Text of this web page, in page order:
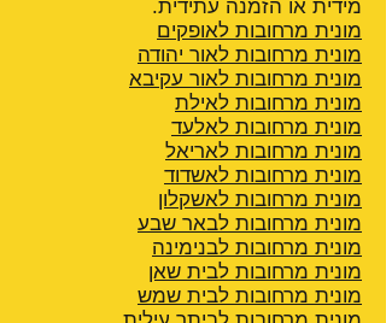
מידית או הזמנה עתידית.
מונית מרחובות לאופקים
מונית מרחובות לאור יהודה
מונית מרחובות לאור עקיבא
מונית מרחובות לאילת
מונית מרחובות לאלעד
מונית מרחובות לאריאל
מונית מרחובות לאשדוד
מונית מרחובות לאשקלון
מונית מרחובות לבאר שבע
מונית מרחובות לבנימינה
מונית מרחובות לבית שאן
מונית מרחובות לבית שמש